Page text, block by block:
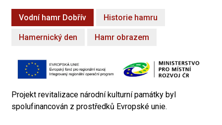
Vodní hamr Dobřív Historie hamru
Hamernický den Hamr obrazem
Projekt revitalizace národní kulturní památky byl
spolufinancován z prostředků Evropské unie.